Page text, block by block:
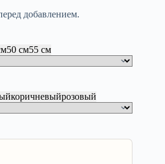
добавлением.
50 см55 см
коричневыйрозовый